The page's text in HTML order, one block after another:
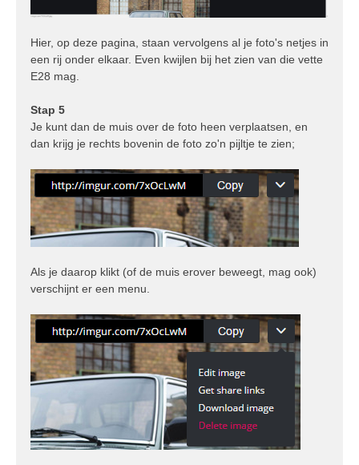
Hier, op deze pagina, staan vervolgens al je foto's netjes in
een rij onder elkaar. Even kwijlen bij het zien van die vette
E28 mag.
Stap 5
Je kunt dan de muis over de foto heen verplaatsen, en
dan krijg je rechts bovenin de foto zo'n pijltje te zien;
Als je daarop klikt (of de muis erover beweegt, mag ook)
verschijnt er een menu.